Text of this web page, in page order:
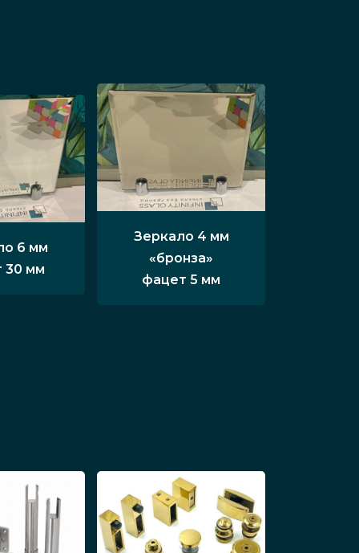
6 мм
30 мм
Зеркало 4 мм
«бронза»
фацет 5 мм